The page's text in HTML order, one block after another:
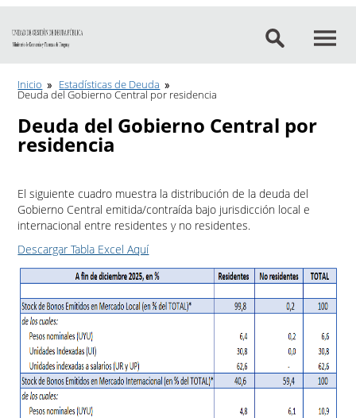
Ir al contenido
Inicio Estadísticas de Deuda
Deuda del Gobierno Central por residencia
Deuda del Gobierno Central por
residencia
El siguiente cuadro muestra la distribución de la deuda del
Gobierno Central emitida/contraída bajo jurisdicción local e
internacional entre residentes y no residentes.
Descargar Tabla Excel Aquí